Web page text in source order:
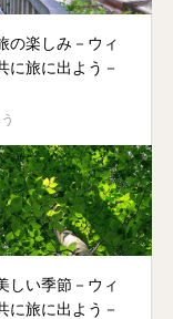
の楽しみ－ウィ
に旅に出よう－
しい季節－ウィ
に旅に出よう－